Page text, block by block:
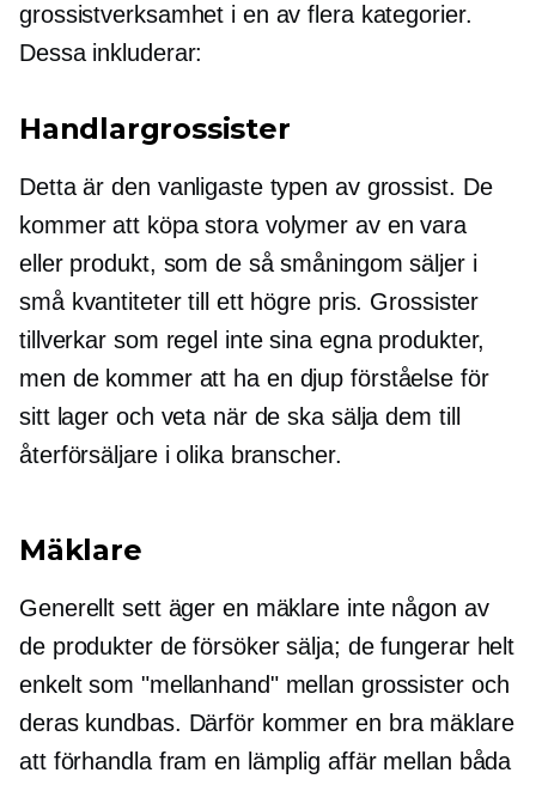
grossistverksamhet i en av flera kategorier.
Dessa inkluderar:
Handlargrossister
Detta är den vanligaste typen av grossist. De
kommer att köpa stora volymer av en vara
eller produkt, som de så småningom säljer i
små kvantiteter till ett högre pris. Grossister
tillverkar som regel inte sina egna produkter,
men de kommer att ha en djup förståelse för
sitt lager och veta när de ska sälja dem till
återförsäljare i olika branscher.
Mäklare
Generellt sett äger en mäklare inte någon av
de produkter de försöker sälja; de fungerar helt
enkelt som "mellanhand" mellan grossister och
deras kundbas. Därför kommer en bra mäklare
att förhandla fram en lämplig affär mellan båda